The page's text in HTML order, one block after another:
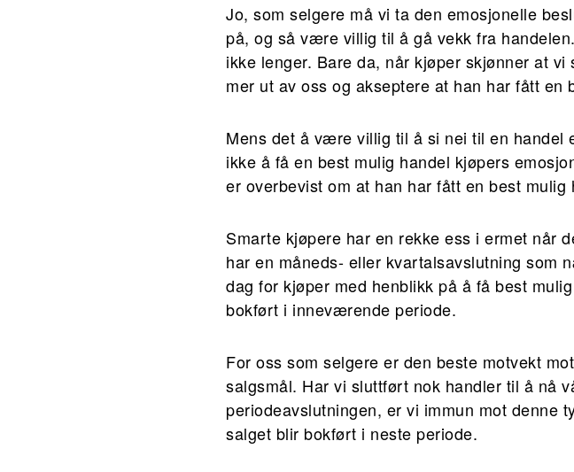
Jo, som selgere må vi ta den emosjonelle
på, og så være villig til å gå vekk fra
ikke lenger. Bare da, når kjøper skjønner at
mer ut av oss og akseptere at han har fått en
Mens det å være villig til å si nei til en handel
ikke å få en best mulig handel kjøpers
er overbevist om at han har fått en best mulig
Smarte kjøpere har en rekke ess i ermet når
har en måneds- eller kvartalsavslutning som
dag for kjøper med henblikk på å få best
bokført i inneværende periode.
For oss som selgere er den beste motvekt
salgsmål. Har vi sluttført nok handler til å nå
periodeavslutningen, er vi immun mot denne
salget blir bokført i neste periode.